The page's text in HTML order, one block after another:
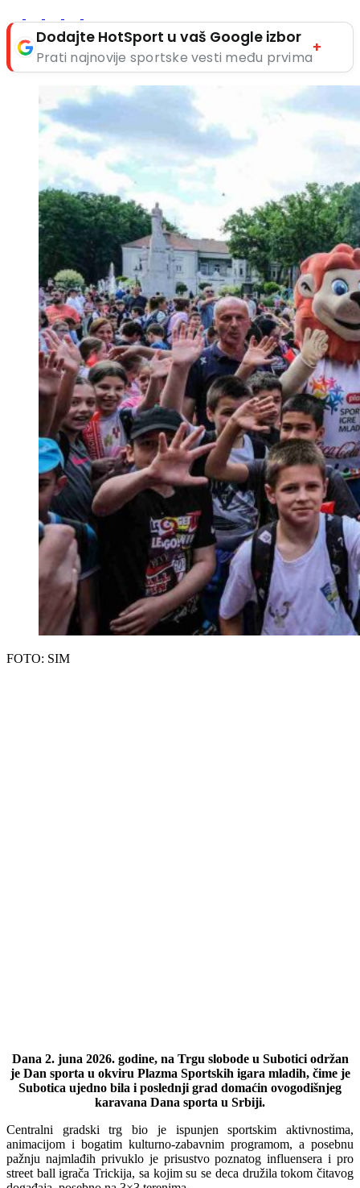
Dodajte HotSport u vaš Google izbor
Prati najnovije sportske vesti među prvima
+
FOTO: SIM
Dana 2. juna 2026. godine, na Trgu slobode u Subotici održan
je Dan sporta u okviru Plazma Sportskih igara mladih, čime je
Subotica ujedno bila i poslednji grad domaćin ovogodišnjeg
karavana Dana sporta u Srbiji.
Centralni gradski trg bio je ispunjen sportskim aktivnostima,
animacijom i bogatim kulturno-zabavnim programom, a posebnu
pažnju najmlađih privuklo je prisustvo poznatog influensera i pro
street ball igrača Trickija, sa kojim su se deca družila tokom čitavog